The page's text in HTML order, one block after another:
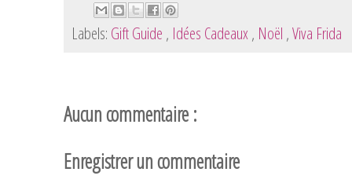
Labels: Gift Guide , Idées Cadeaux, Noël ,Viva Frida
Aucun commentaire :
Enregistrer un commentaire